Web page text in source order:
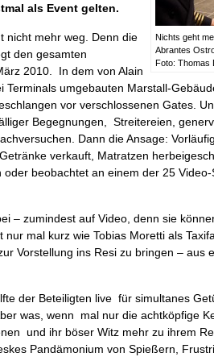
Nichts geht
Abrantes
Foto: Thomas
als Event gelten.
nicht mehr weg. Denn die
den gesamten
2010. In dem von Alain
Terminals umgebauten Marstall-
vor verschlossenen Gates.
Begegnungen, Streitereien,
Dann die Ansage:
verkauft, Matratzen
beobachtet an einem der 25
– zumindest auf Video, denn sie
mal kurz wie Tobias Moretti als
Vorstellung ins Resi zu bringen – aus
der Beteiligten live für simultanes
was, wenn mal nur die achtköpfige
und ihr böser Witz mehr zu ihrem
Pandämonium von Spießern,